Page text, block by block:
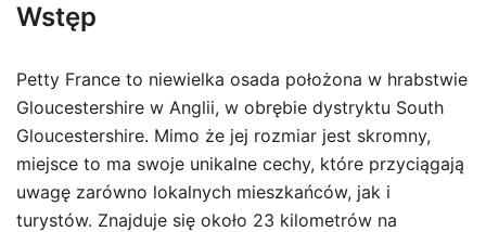
Wstęp
Petty France to niewielka osada położona w hrabstwie
Gloucestershire w Anglii, w obrębie dystryktu South
Gloucestershire. Mimo że jej rozmiar jest skromny,
miejsce to ma swoje unikalne cechy, które przyciągają
uwagę zarówno lokalnych mieszkańców, jak i
turystów. Znajduje się około 23 kilometrów na